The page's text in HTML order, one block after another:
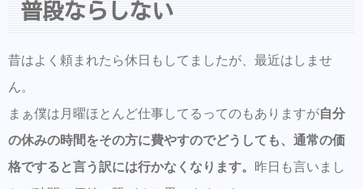
普段ならしない
昔はよく頼まれたら休日もしてましたが、最近はしませ
ん。
まぁ僕は月曜ほとんど仕事してるってのもありますが自分
の休みの時間をその方に費やすのでどうしても、通常の価
格ですると言う訳には行かなくなります。 昨日も言いまし